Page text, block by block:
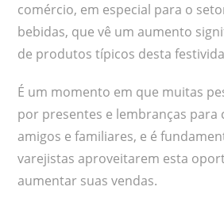
comércio, em especial para o
bebidas, que vê um aumento
de produtos típicos desta
É um momento em que muitas
por presentes e lembranças
amigos e familiares, e é
varejistas aproveitarem esta
aumentar suas vendas.